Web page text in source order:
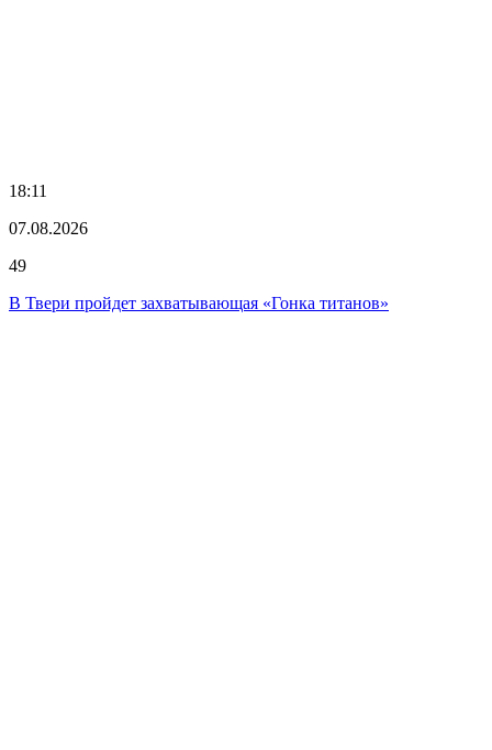
18:11
07.08.2026
49
В Твери пройдет захватывающая «Гонка титанов»